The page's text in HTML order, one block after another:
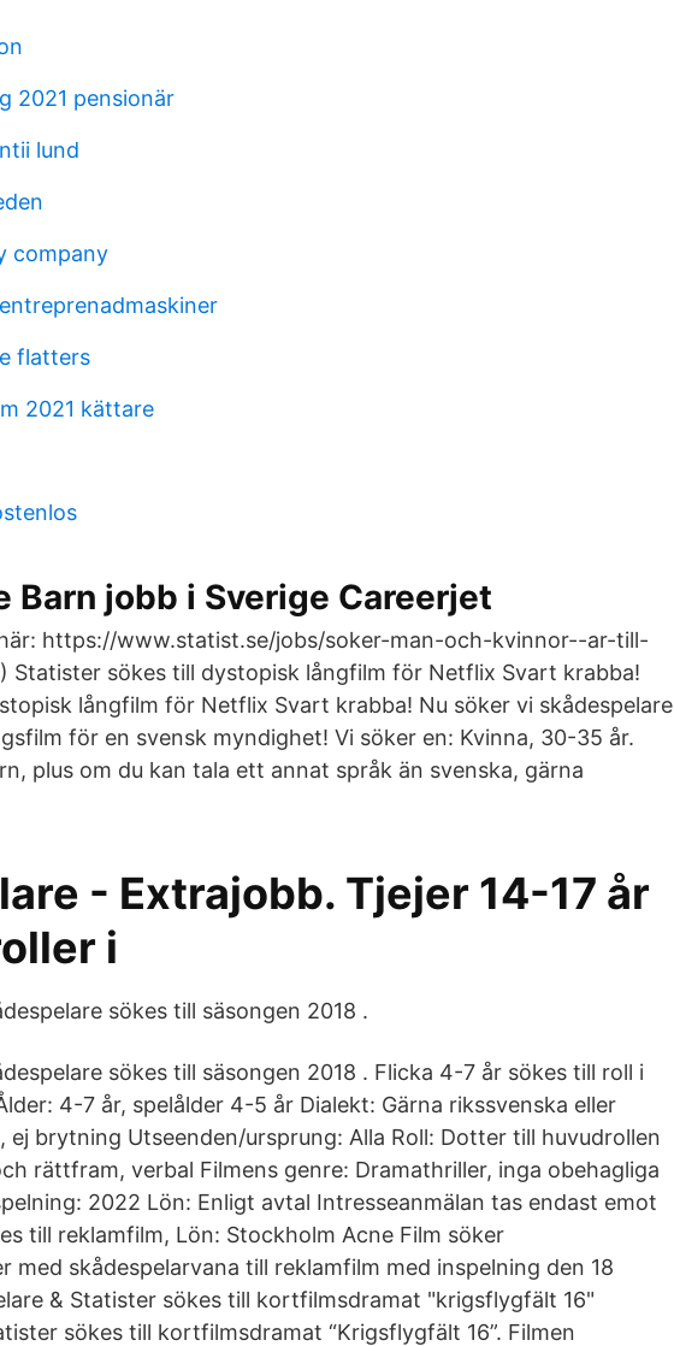
2021 pensionär
lund
company
flatters
2021 kättare
Barn jobb i Sverige Careerjet
https://www.statist.se/jobs/soker-man-och-kvinnor--ar-till-
Statister sökes till dystopisk långfilm för Netflix Svart krabba!
långfilm för Netflix Svart krabba! Nu söker vi skådespelare
för en svensk myndighet! Vi söker en: Kvinna, 30-35 år.
plus om du kan tala ett annat språk än svenska, gärna
- Extrajobb. Tjejer 14-17 år
i
sökes till säsongen 2018 .
sökes till säsongen 2018 . Flicka 4-7 år sökes till roll i
4-7 år, spelålder 4-5 år Dialekt: Gärna rikssvenska eller
ej brytning Utseenden/ursprung: Alla Roll: Dotter till huvudrollen
rättfram, verbal Filmens genre: Dramathriller, inga obehagliga
2022 Lön: Enligt avtal Intresseanmälan tas endast emot
till reklamfilm, Lön: Stockholm Acne Film söker
med skådespelarvana till reklamfilm med inspelning den 18
& Statister sökes till kortfilmsdramat "krigsflygfält 16"
sökes till kortfilmsdramat “Krigsflygfält 16”. Filmen